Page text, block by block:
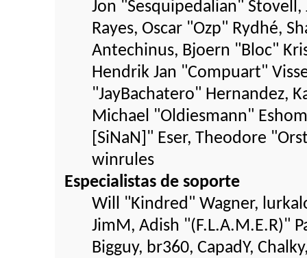
Jon "Sesquipedalian" Stovell,
Rayes, Oscar "Ozp" Rydhé,
Antechinus, Bjoern "Bloc"
Hendrik Jan "Compuart"
"JayBachatero" Hernandez,
Michael "Oldiesmann"
[SiNaN]" Eser, Theodore
winrules
Especialistas de soporte
Will "Kindred" Wagner,
JimM, Adish "(F.L.A.M.E.R)"
Bigguy, br360, CapadY,